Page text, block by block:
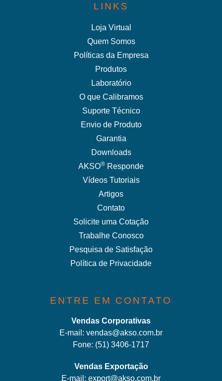
LINKS
Loja Virtual
Quem Somos
Políticas da Empresa
Produtos
Laboratório
O que Calibramos
Suporte Técnico
Envio de Produto
Garantia
Downloads
AKSO® Responde
Vídeos Tutoriais
Artigos
Contato
Solicite uma Cotação
Trabalhe Conosco
Pesquisa de Satisfação
Política de Privacidade
ENTRE EM CONTATO
Vendas Corporativas
E-mail: vendas@akso.com.br
Fone: (51) 3406-1717
Vendas Exportação
E-mail: export@akso.com.br